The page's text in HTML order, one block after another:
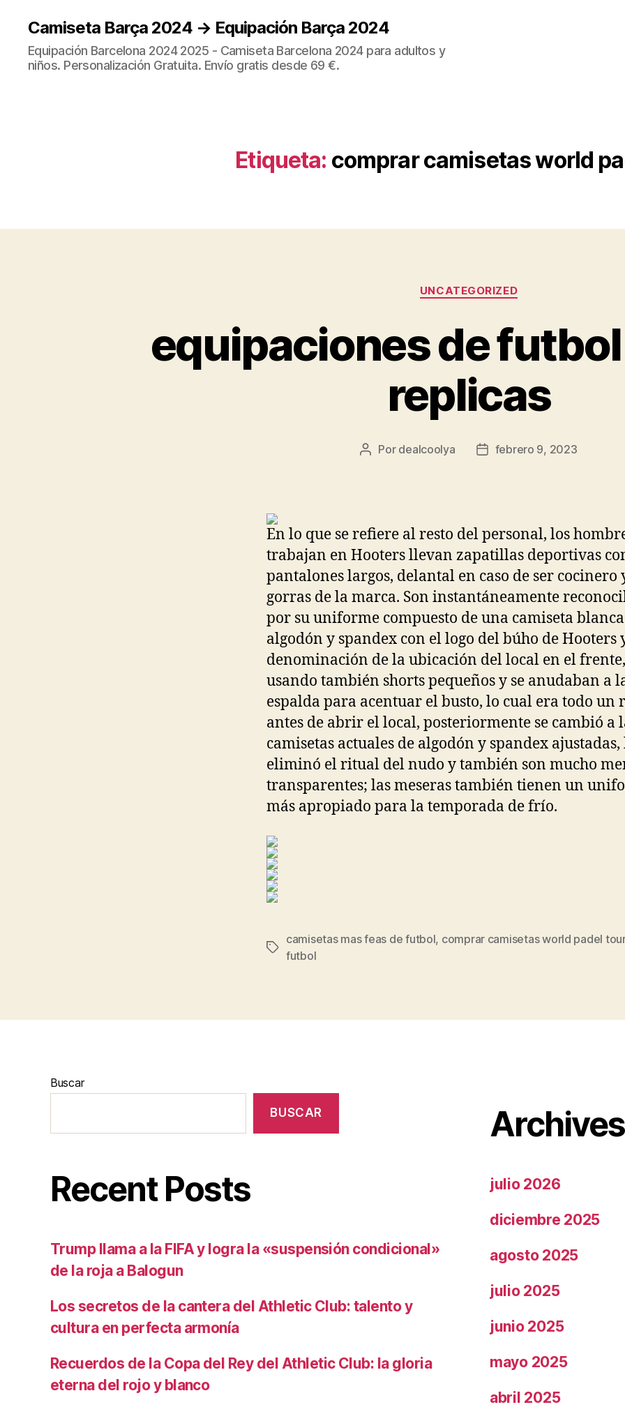
Camiseta Barça 2024 → Equipación Barça 2024
Equipación Barcelona 2024 2025 - Camiseta Barcelona 2024 para adultos y
niños. Personalización Gratuita. Envío gratis desde 69 €.
Etiqueta: comprar camisetas world
Categorías
UNCATEGORIZED
equipaciones de
replicas
Autor
Por dealcoolya
Fechafebrero 9, 2023
En lo que se refiere al resto del personal, los
trabajan en Hooters llevan zapatillas deportivas
pantalones largos, delantal en caso de ser cocinero
gorras de la marca. Son instantáneamente
por su uniforme compuesto de una camiseta
algodón y spandex con el logo del búho de Hooters
denominación de la ubicación del local en el frente,
usando también shorts pequeños y se anudaban a
espalda para acentuar el busto, lo cual era todo un
antes de abrir el local, posteriormente se cambió a
camisetas actuales de algodón y spandex
eliminó el ritual del nudo y también son mucho
transparentes; las meseras también tienen un
más apropiado para la temporada de frío.
Etiquetas
camisetas mas feas de futbol, comprar camisetas world padel tour
futbol
Buscar
BUSCAR
Recent Posts
Trump llama a la FIFA y logra la «suspensión condicional»
de la roja a Balogun
Los secretos de la cantera del Athletic Club: talento y
cultura en perfecta armonía
Recuerdos de la Copa del Rey del Athletic Club: la gloria
eterna del rojo y blanco
Archives
julio 2026
diciembre 2025
agosto 2025
julio 2025
junio 2025
mayo 2025
abril 2025